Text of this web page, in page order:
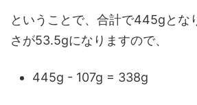
ということで、合計で445gとな
さが53.5gになりますので、
445g - 107g = 338g